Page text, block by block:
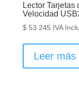
Lector Tarjetas
Velocidad
$53.245 IVA
Leer más